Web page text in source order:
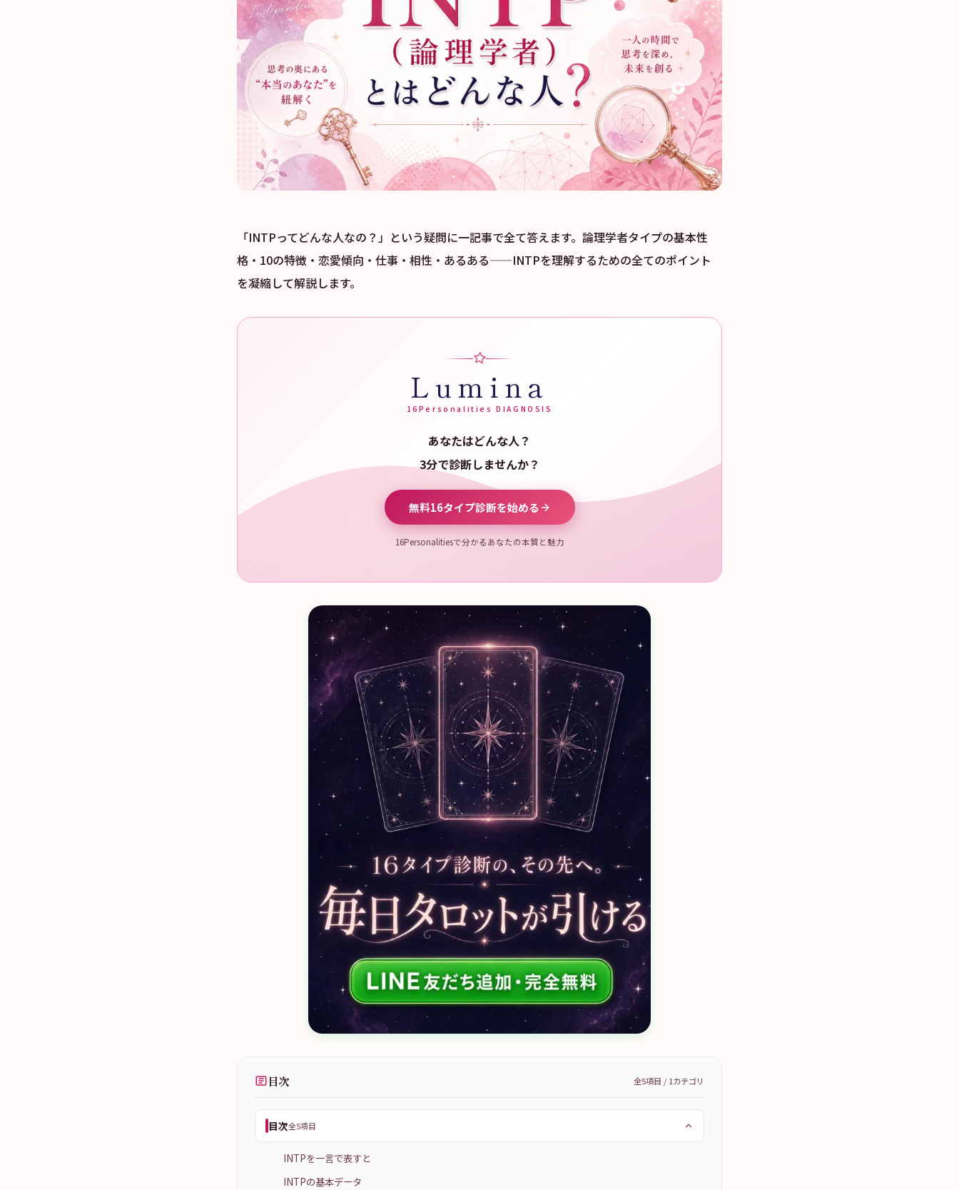
「INTPってどんな人なの？」という疑問に一記事で全て答えます。論理学者タイプの基本性
格・10の特徴・恋愛傾向・仕事・相性・あるある——INTPを理解するための全てのポイント
を凝縮して解説します。
Lumina
16Personalities DIAGNOSIS
あなたはどんな人？
3分で診断しませんか？
無料16タイプ診断を始める
16Personalitiesで分かるあなたの本質と魅力
目次 全5項目 / 1カテゴリ
目次全5項目
INTPを一言で表すと
INTPの基本データ